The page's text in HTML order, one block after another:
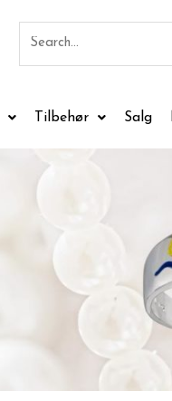
Tilbehør Salg